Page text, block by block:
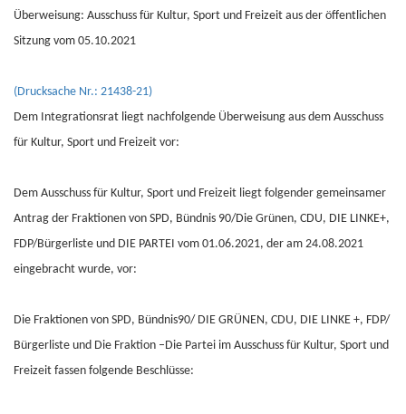
Überweisung: Ausschuss für Kultur, Sport und Freizeit aus der öffentlichen
Sitzung vom 05.10.2021
(Drucksache Nr.: 21438-21)
Dem Integrationsrat liegt nachfolgende Überweisung aus dem Ausschuss
für Kultur, Sport und Freizeit vor:
Dem Ausschuss für Kultur, Sport und Freizeit liegt folgender gemeinsamer
Antrag der Fraktionen von SPD, Bündnis 90/Die Grünen, CDU, DIE LINKE+,
FDP/Bürgerliste und DIE PARTEI vom 01.06.2021, der am 24.08.2021
eingebracht wurde, vor:
Die Fraktionen von SPD, Bündnis90/ DIE GRÜNEN, CDU, DIE LINKE +, FDP/
Bürgerliste und Die Fraktion –Die Partei im Ausschuss für Kultur, Sport und
Freizeit fassen folgende Beschlüsse: